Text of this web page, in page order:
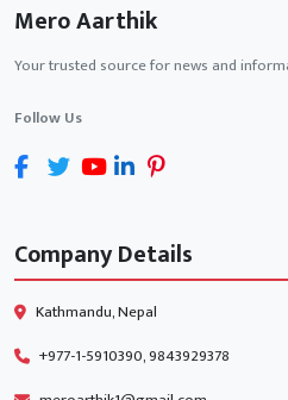
Mero Aarthik
Your trusted source for news and
Follow Us
Company Details
Kathmandu, Nepal
+977-1-5910390, 9843929378